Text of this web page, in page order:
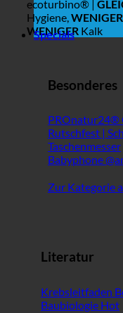
ecoturbino® |
Hygiene,WENIGER
WENIGER Kalk
Specials
Besonderes
PROnatur24®
Rutschfest |
Taschenmesser
Babyphone
Zur Kategorie
Literatur
Krebsleitfaden
Baubiologie